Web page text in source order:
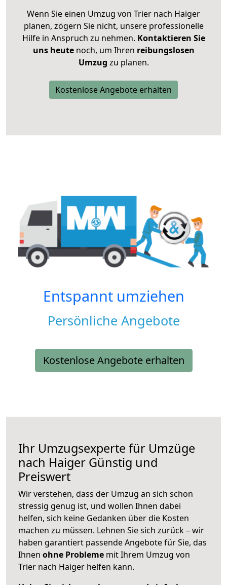
Wenn Sie einen Umzug von Trier nach Haiger
planen, zögern Sie nicht, unsere professionelle
Hilfe in Anspruch zu nehmen. Kontaktieren Sie
uns heutenoch, um Ihren reibungslosen
Umzug zu planen.
Kostenlose Angebote erhalten
Entspannt umziehen
Persönliche Angebote
Kostenlose Angebote erhalten
Ihr Umzugsexperte für Umzüge
nach Haiger Günstig und
Preiswert
Wir verstehen, dass der Umzug an sich schon
stressig genug ist, und wollen Ihnen dabei
helfen, sich keine Gedanken über die Kosten
machen zu müssen. Lehnen Sie sich zurück – wir
haben garantiert passende Angebote für Sie, das
Ihnen ohne Probleme mit Ihrem Umzug von
Trier nach Haiger helfen kann.